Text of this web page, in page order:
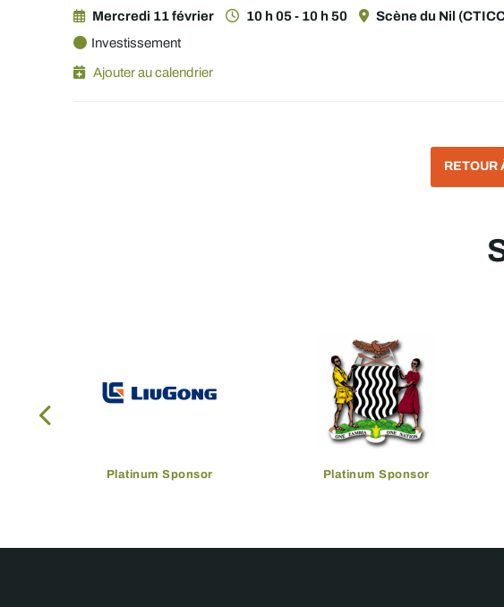
Mercredi 11 février 10 h 05 - 10 h 50
Scène du Nil
Investissement
Ajouter au calendrier
RETOUR
Platinum Sponsor Platinum Sponsor